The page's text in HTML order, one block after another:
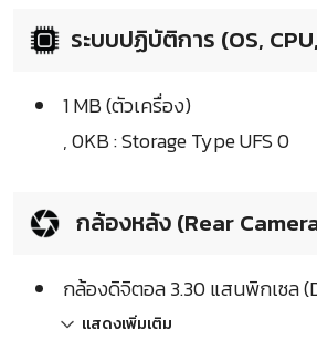
ระบบปฏิบัติการ (OS,
1 MB (ตัวเครื่อง)
, 0KB : Storage Type UFS 0
กล้องหลัง (Rear
กล้องดิจิตอล 3.30 แสนพิกเซล
แสดงเพิ่มเติม